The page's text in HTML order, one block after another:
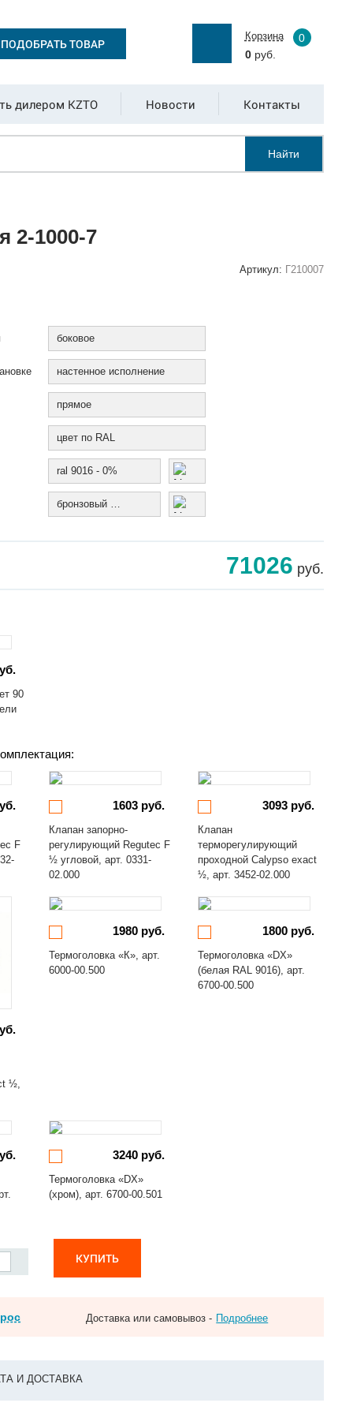
ПОДОБРАТЬ ТОВАР
Корзина
0
0руб.
дилером KZTO Новости Контакты
Найти
2-1000-7
Артикул: Г210007
боковое
настенное исполнение
прямое
цвет по RAL
ral 9016 - 0%
бронзовый муар
71026 руб.
90
F
1603 руб.
Клапан запорно-
регулирующий Regutec F
½ угловой, арт. 0331-
02.000
3093 руб.
Клапан
терморегулирующий
проходной Calypso exact
½, арт. 3452-02.000
½,
1980 руб.
Термоголовка «К», арт.
6000-00.500
1800 руб.
Термоголовка «DX»
(белая RAL 9016), арт.
6700-00.500
3240 руб.
Термоголовка «DX»
(хром), арт. 6700-00.501
КУПИТЬ
Доставка или самовывоз - Подробнее
И ДОСТАВКА